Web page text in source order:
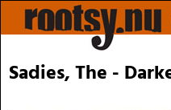
Sadies, The -